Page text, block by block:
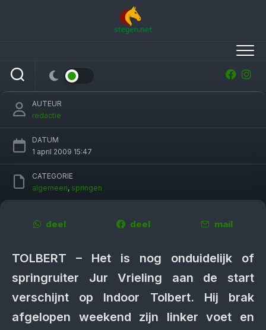
Rentree Jur Vrieling in Tolbert nog onzeker
AUTEUR
redactie
DATUM
1 april 2009 15:47
CATEGORIE
algemeen, springen
deel deel mail
TOLBERT – Het is nog onduidelijk of
springruiter Jur Vrieling aan de start
verschijnt op Indoor Tolbert. Hij brak
afgelopen weekend zijn linker voet en